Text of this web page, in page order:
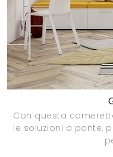
Con questa
le soluzioni a ponte,